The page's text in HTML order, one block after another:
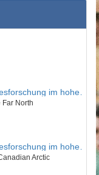
1.1 Polar- und Meeresforschung im hohen Norden
North
Arctic